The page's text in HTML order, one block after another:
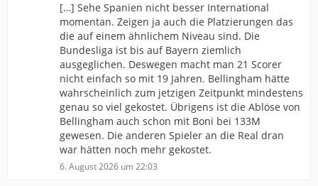
[…] Sehe Spanien nicht besser International
momentan. Zeigen ja auch die Platzierungen das
die auf einem ähnlichem Niveau sind. Die
Bundesliga ist bis auf Bayern ziemlich
ausgeglichen. Deswegen macht man 21 Scorer
nicht einfach so mit 19 Jahren. Bellingham hätte
wahrscheinlich zum jetzigen Zeitpunkt mindestens
genau so viel gekostet. Übrigens ist die Ablöse von
Bellingham auch schon mit Boni bei 133M
gewesen. Die anderen Spieler an die Real dran
war hätten noch mehr gekostet.
6. August 2026 um 22:03